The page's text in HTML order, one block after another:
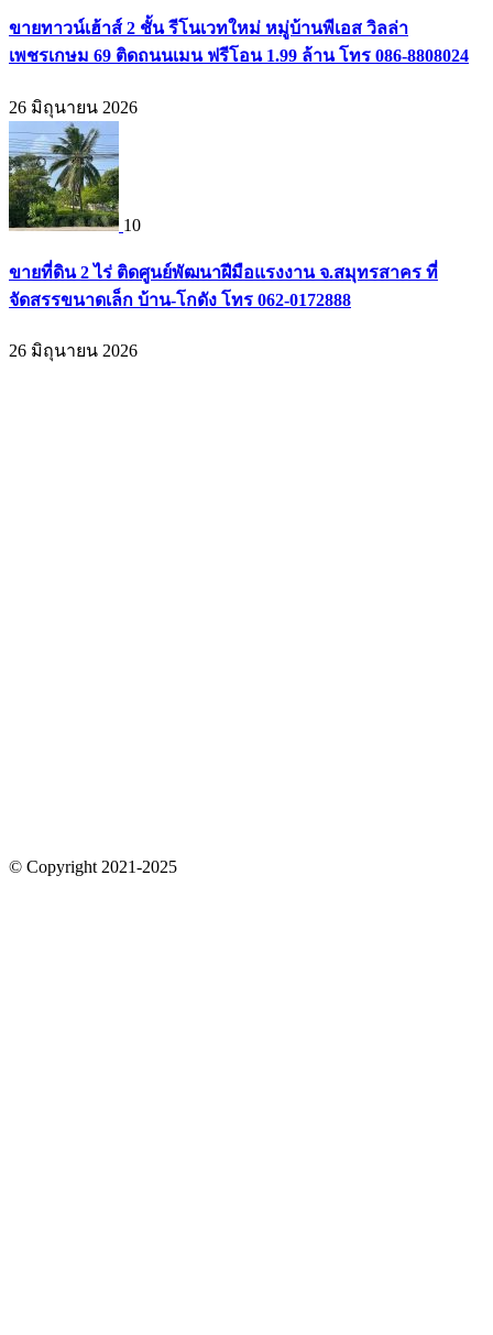
ขายทาวน์เฮ้าส์ 2 ชั้น รีโนเวทใหม่ หมู่บ้านพีเอส วิลล่า
เพชรเกษม 69 ติดถนนเมน ฟรีโอน 1.99 ล้าน โทร 086-8808024
26 มิถุนายน 2026
10
ขายที่ดิน 2 ไร่ ติดศูนย์พัฒนาฝีมือแรงงาน จ.สมุทรสาคร ที่
จัดสรรขนาดเล็ก บ้าน-โกดัง โทร 062-0172888
26 มิถุนายน 2026
© Copyright 2021-2025